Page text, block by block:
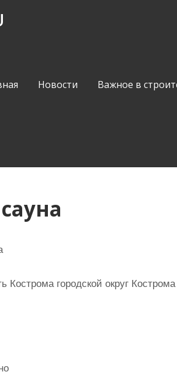
Новости Важное в
Кострома городской округ